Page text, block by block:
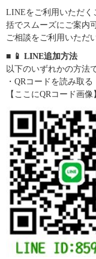
LINEをご利用いただく
括でスムーズにご案内
ご相談をご利用いただ
■ 📱 LINE追加方法
以下のいずれかの方法
・QRコードを読み取る
【ここにQRコード画像